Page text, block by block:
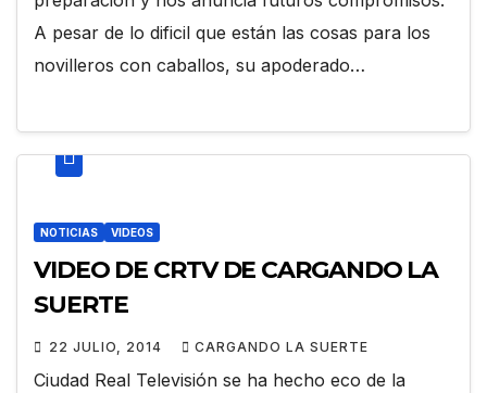
A pesar de lo dificil que están las cosas para los
novilleros con caballos, su apoderado…
NOTICIAS VIDEOS
VIDEO DE CRTV DE CARGANDO LA
SUERTE
22 JULIO, 2014 CARGANDO LA SUERTE
Ciudad Real Televisión se ha hecho eco de la